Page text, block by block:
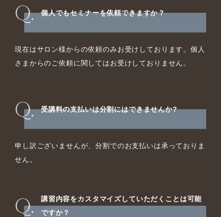
個人でもセミナーを依頼できますか？
現在はサロン様からの依頼のみお受けしております。個人
さまからのご依頼に関してはお受けしておりません。
受講料の支払いは分割にはできませんか?
申し訳ございませんが、分割でのお支払いは承っておりま
せん。
講習内容をカスタマイズしていただくことは可能
ですか？